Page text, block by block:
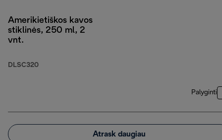
Amerikietiškos kavos
stiklinės, 250 ml, 2
vnt.
DLSC320
Palyginti
Atrask daugiau